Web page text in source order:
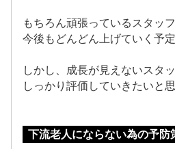
もちろん頑張っているスタッ
今後もどんどん上げていく予定
しかし、成長が見えないスタ
しっかり評価していきたいと思
下流老人にならない為の予防